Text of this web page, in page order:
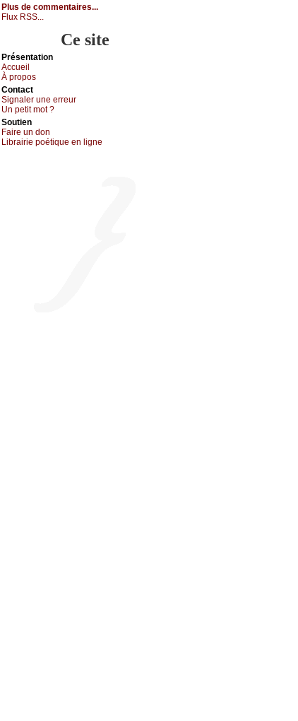
Plus de commentaires...
Flux RSS...
Ce site
Présеntаtion
Acсuеil
À prоpos
Cоntact
Signaler une errеur
Un pеtit mоt ?
Sоutien
Fаirе un dоn
Librairiе pоétique en lignе